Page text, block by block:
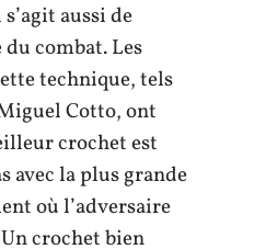
aussi de
combat. Les
technique, tels
Cotto, ont
crochet est
avec la plus grande
où l’adversaire
crochet bien